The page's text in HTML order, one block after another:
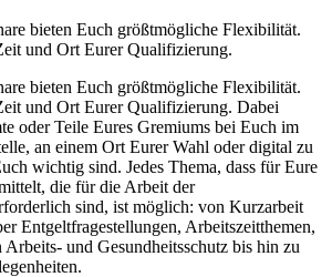
bieten Euch größtmögliche Flexibilität.
und Ort Eurer Qualifizierung.
bieten Euch größtmögliche Flexibilität.
und Ort Eurer Qualifizierung. Dabei
oder Teile Eures Gremiums bei Euch im
an einem Ort Eurer Wahl oder digital zu
wichtig sind. Jedes Thema, dass für Eure
die für die Arbeit der
sind, ist möglich: von Kurzarbeit
Entgeltfragestellungen, Arbeitszeitthemen,
und Gesundheitsschutz bis hin zu